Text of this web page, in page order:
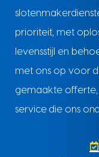
prioriteit, met
levensstijl en
met ons op voor
gemaakte
service die ons